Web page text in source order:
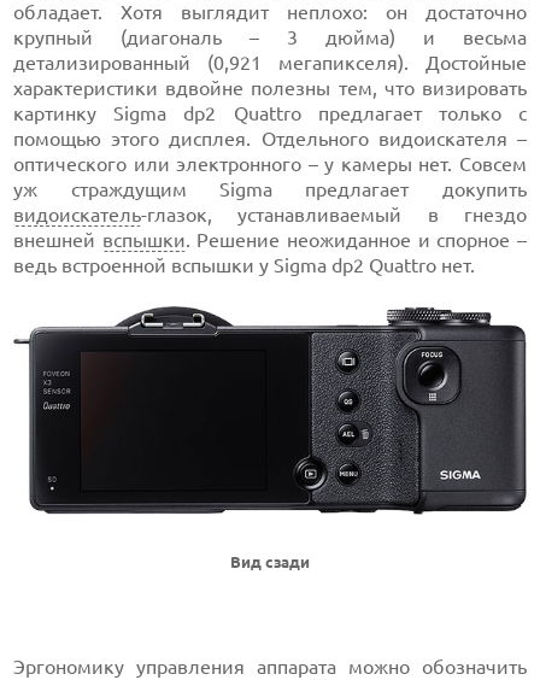
обладает. Хотя выглядит неплохо: он достаточно
крупный (диагональ – 3 дюйма) и весьма
детализированный (0,921 мегапикселя). Достойные
характеристики вдвойне полезны тем, что визировать
картинку Sigma dp2 Quattro предлагает только с
помощью этого дисплея. Отдельного видоискателя –
оптического или электронного – у камеры нет. Совсем
уж страждущим Sigma предлагает докупить
видоискатель-глазок, устанавливаемый в гнездо
внешней вспышки. Решение неожиданное и спорное –
ведь встроенной вспышки у Sigma dp2 Quattro нет.
Вид сзади
Эргономику управления аппарата можно обозначить